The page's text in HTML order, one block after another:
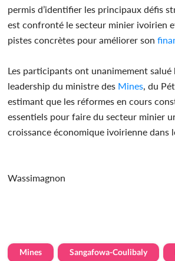
permis d’identifier les principaux défis
est confronté le secteur minier ivoirien
pistes concrètes pour améliorer son
Les participants ont unanimement salué
leadership du ministre des Mines , du
estimant que les réformes en cours
essentiels pour faire du secteur minier
croissance économique ivoirienne dans
Wassimagnon
Mines Sangafowa-Coulibaly